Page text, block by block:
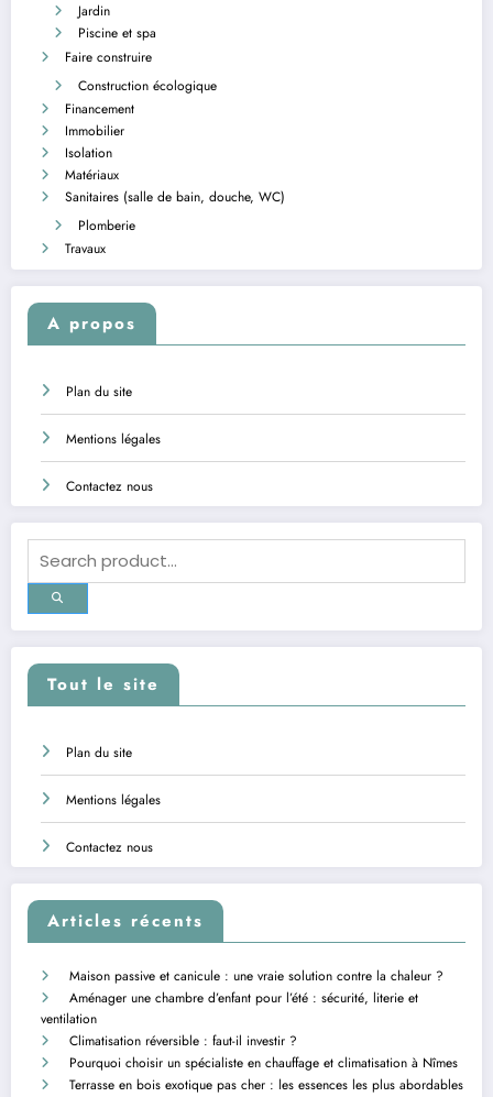
Jardin
Piscine et spa
Faire construire
Construction écologique
Financement
Immobilier
Isolation
Matériaux
Sanitaires (salle de bain, douche, WC)
Plomberie
Travaux
A propos
Plan du site
Mentions légales
Contactez nous
Tout le site
Plan du site
Mentions légales
Contactez nous
Articles récents
Maison passive et canicule : une vraie solution contre la chaleur ?
Aménager une chambre d’enfant pour l’été : sécurité, literie et
ventilation
Climatisation réversible : faut-il investir ?
Pourquoi choisir un spécialiste en chauffage et climatisation à Nîmes
Terrasse en bois exotique pas cher : les essences les plus abordables